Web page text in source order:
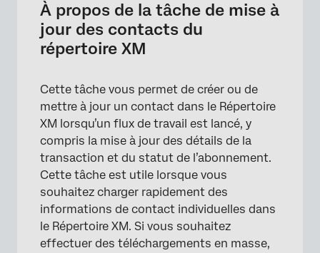
Configuration d’une tâche de mise à jour des
contacts du répertoire XM
À propos de la tâche de mise à
jour des contacts du
répertoire XM
Cette tâche vous permet de créer ou de
mettre à jour un contact dans le Répertoire
XM lorsqu’un flux de travail est lancé, y
compris la mise à jour des détails de la
transaction et du statut de l’abonnement.
Cette tâche est utile lorsque vous
souhaitez charger rapidement des
informations de contact individuelles dans
le Répertoire XM. Si vous souhaitez
effectuer des téléchargements en masse,